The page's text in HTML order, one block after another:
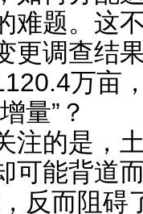
难题。这
更调查结
万亩
量”？
注的是，
可能背道
反而阻碍